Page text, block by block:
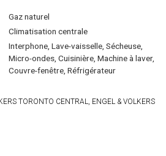
Gaz naturel
Climatisation centrale
Interphone, Lave-vaisselle, Sécheuse,
Micro-ondes, Cuisinière, Machine à laver,
Couvre-fenêtre, Réfrigérateur
TORONTO CENTRAL, ENGEL & VOLKERS